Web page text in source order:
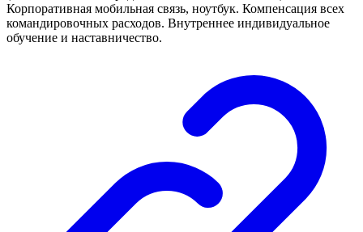
Корпоративная мобильная связь, ноутбук. Компенсация всех
командировочных расходов. Внутреннее индивидуальное
обучение и наставничество.